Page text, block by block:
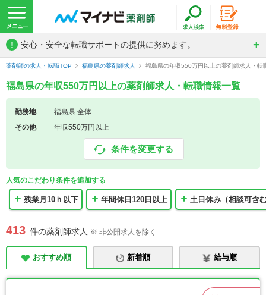
! 安心・安全な転職サポートの提供に努めます。
薬剤師の求人・転職TOP 福島県の薬剤師求人 福島県の年収550万円以上の薬剤師求人・転
福島県の年収550万円以上の薬剤師求人・転職情報一覧
勤務地
福島県 全体
その他
年収550万円以上
条件を変更する
人気のこだわり条件を追加する
残業月10ｈ以下 年間休日120日以上 土日休み（相談可含
413 件の薬剤師求人 ※ 非公開求人を除く
おすすめ順 新着順 給与順